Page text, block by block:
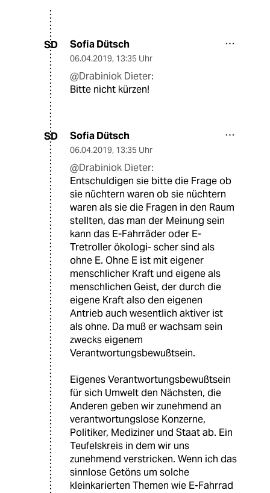
SD Sofia Dütsch
06.04.2019, 13:35 Uhr
@Drabiniok Dieter:
Bitte nicht kürzen!
SD Sofia Dütsch
06.04.2019, 13:35 Uhr
@Drabiniok Dieter:
Entschuldigen sie bitte die Frage ob
sie nüchtern waren ob sie nüchtern
waren als sie die Fragen in den Raum
stellten, das man der Meinung sein
kann das E-Fahrräder oder E-
Tretroller ökologi- scher sind als
ohne E. Ohne E ist mit eigener
menschlicher Kraft und eigene als
menschlichen Geist, der durch die
eigene Kraft also den eigenen
Antrieb auch wesentlich aktiver ist
als ohne. Da muß er wachsam sein
zwecks eigenem
Verantwortungsbewußtsein.
Eigenes Verantwortungsbewußtsein
für sich Umwelt den Nächsten, die
Anderen geben wir zunehmend an
verantwortungslose Konzerne,
Politiker, Mediziner und Staat ab. Ein
Teufelskreis in dem wir uns
zunehmend verstricken. Wenn ich das
sinnlose Getöns um solche
kleinkarierten Themen wie E-Fahrrad